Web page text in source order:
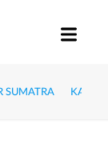
SUMATRA